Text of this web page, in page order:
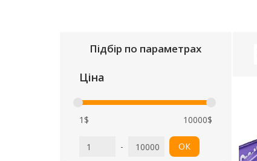
Підбір по параметрах
Ціна
1$ 10000$
- ОК